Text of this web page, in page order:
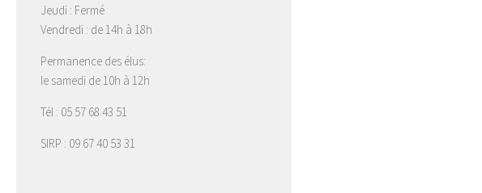
Jeudi : Fermé
Vendredi : de 14h à 18h
Permanence des élus:
le samedi de 10h à 12h
Tél : 05 57 68 43 51
SIRP : 09 67 40 53 31